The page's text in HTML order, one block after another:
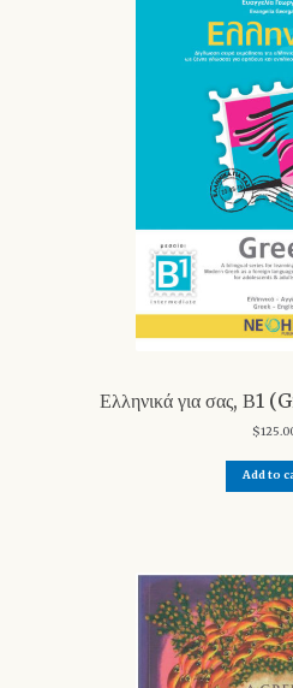
Ελληνικά για σας, Β1
$
Add to